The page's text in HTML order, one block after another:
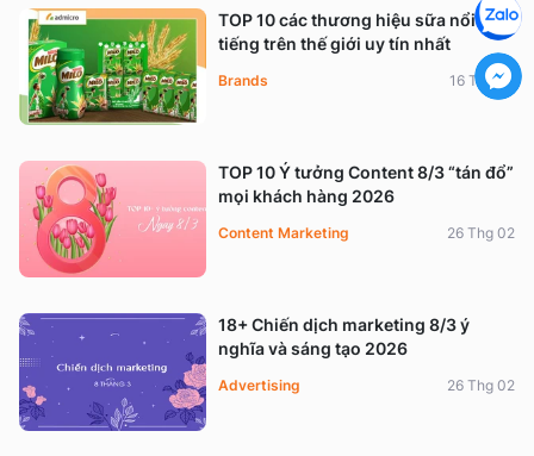
TOP 10 các thương hiệu sữa nổi
tiếng trên thế giới uy tín nhất
Brands 16 Thg 01
TOP 10 Ý tưởng Content 8/3 “tán đổ”
mọi khách hàng 2026
Content Marketing 26 Thg 02
18+ Chiến dịch marketing 8/3 ý
nghĩa và sáng tạo 2026
Advertising 26 Thg 02